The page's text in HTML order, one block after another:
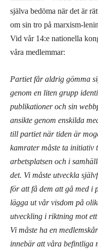
själva bedöma när det är
om sin tro på marxism-
Vid vår 14:e nationella
våra medlemmar:
Partiet får aldrig gömma
genom en liten grupp
publikationer och sin
ansikte genom enskilda
till partiet när tiden är
kamrater måste ta initiativ
arbetsplatsen och i
det. Vi måste utveckla
för att få dem att gå med i
lägga ut vår visdom på
utveckling i riktning mot
Vi måste ha en
innebär att våra befintliga